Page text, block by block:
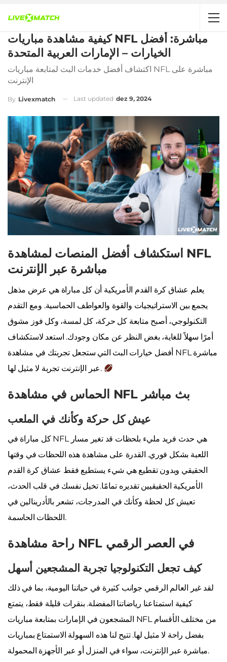
كيفية مشاهدة مباريات NFL مباشرة: أفضل
الخيارات – الإمارات العربية المتحدة
اكتشاف أفضل خدمات البث لمتابعة مباريات NFL مباشرة على
الإنترنت
By Livexmatch Last updated dez 9, 2024
استكشاف أفضل المنصات لمشاهدة NFL
مباشرة عبر الإنترنت
يعلم عشاق كرة القدم الأمريكية أن كل مباراة هي عرض مذهل
يجمع بين الاستراتيجيات والقوة والعواطف الحماسية. ومع التقدم
التكنولوجي، أصبح متابعة كل حركة، كل لمسة، وكل فوز مشوق
أمرًا سهلاً للغاية، بغض النظر عن مكان وجودك. استعد لاستكشاف
أفضل خيارات البث التي ستجعل تجربتك في مشاهدة NFL مباشرة
عبر الإنترنت تجربة لا مثيل لها.
الحماس في مشاهدة NFL بث مباشر
عيش كل حركة وكأنك في الملعب
كل مباراة في NFL هي حدث فريد مليء بلحظات قد تغير مسار
اللعبة بشكل فوري. القدرة على مشاهدة هذه اللحظات في وقتها
الحقيقي وبدون تقطيع هي شيء يستطيع فقط عشاق كرة القدم
الأمريكية الحقيقيين تقديره تمامًا. تخيل نفسك في قلب الحدث،
تعيش كل لحظة وكأنك في المدرجات، تشعر بالأدرينالين في
اللحظات الحاسمة.
راحة مشاهدة NFL في العصر الرقمي
كيف تجعل التكنولوجيا تجربة المشجعين أسهل
لقد غير العالم الرقمي جوانب كثيرة في حياتنا اليومية، بما في ذلك
كيفية استمتاعنا رياضاتنا المفضلة. بنقرات قليلة فقط، يتمتع
المشجعون في الإمارات بمتابعة مباريات NFL من مختلف الأقسام
بفضل راحة لا مثيل لها. تتيح لنا هذه السهولة الاستمتاع بمباريات
مباشرة عبر الإنترنت، سواء في المنزل أو عبر الأجهزة المحمولة.